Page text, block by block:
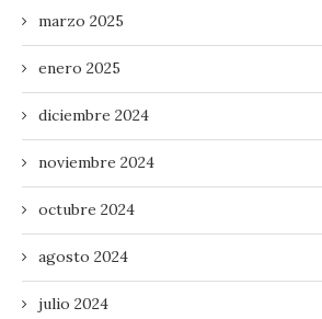
marzo 2025
enero 2025
diciembre 2024
noviembre 2024
octubre 2024
agosto 2024
julio 2024